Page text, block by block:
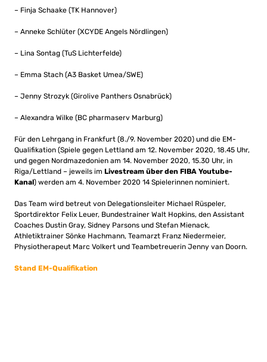
– Finja Schaake (TK Hannover)
– Anneke Schlüter (XCYDE Angels Nördlingen)
– Lina Sontag (TuS Lichterfelde)
– Emma Stach (A3 Basket Umea/SWE)
– Jenny Strozyk (Girolive Panthers Osnabrück)
– Alexandra Wilke (BC pharmaserv Marburg)
Für den Lehrgang in Frankfurt (8./9. November 2020) und die EM-
Qualifikation (Spiele gegen Lettland am 12. November 2020, 18.45 Uhr,
und gegen Nordmazedonien am 14. November 2020, 15.30 Uhr, in
Riga/Lettland – jeweils im Livestream über den FIBA Youtube-
Kanal) werden am 4. November 2020 14 Spielerinnen nominiert.
Das Team wird betreut von Delegationsleiter Michael Rüspeler,
Sportdirektor Felix Leuer, Bundestrainer Walt Hopkins, den Assistant
Coaches Dustin Gray, Sidney Parsons und Stefan Mienack,
Athletiktrainer Sönke Hachmann, Teamarzt Franz Niedermeier,
Physiotherapeut Marc Volkert und Teambetreuerin Jenny van Doorn.
Stand EM-Qualifikation